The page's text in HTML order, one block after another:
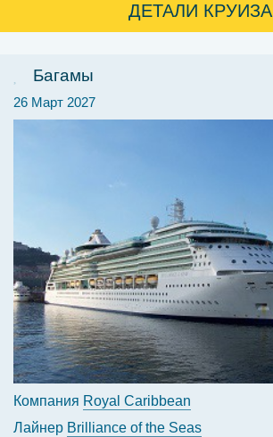
ДЕТАЛИ КРУИЗА
Багамы
26 Март 2027
Компания Royal Caribbean
Лайнер Brilliance of the Seas